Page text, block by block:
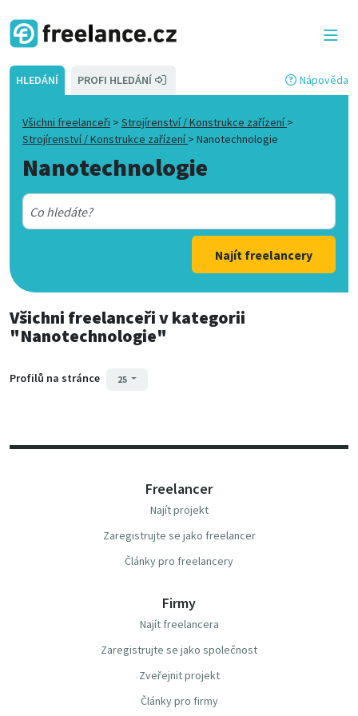
HLEDÁNÍ PROFI HLEDÁNÍ Nápověda
Všichni freelanceři > Strojírenství / Konstrukce zařízení>
Strojírenství / Konstrukce zařízení> Nanotechnologie
Nanotechnologie
Najít freelancery
Všichni freelanceřiv kategorii
"Nanotechnologie"
Profilů na stránce 25
Freelancer
Najít projekt
Zaregistrujte se jako freelancer
Články pro freelancery
Firmy
Najít freelancera
Zaregistrujte se jako společnost
Zveřejnit projekt
Články pro firmy